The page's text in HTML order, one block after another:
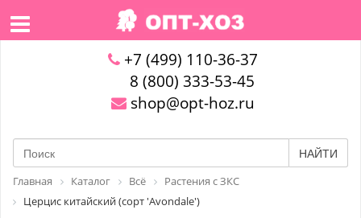
+7 (499) 110-36-37
8 (800) 333-53-45
shop@opt-hoz.ru
НАЙТИ
Главная Каталог Всё
Растения с ЗКС
Церцис китайский (сорт 'Avondale')